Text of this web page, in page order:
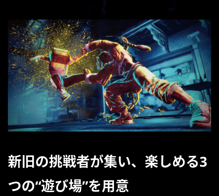
新旧の挑戦者が集い、楽しめる3
つの“遊び場”を用意